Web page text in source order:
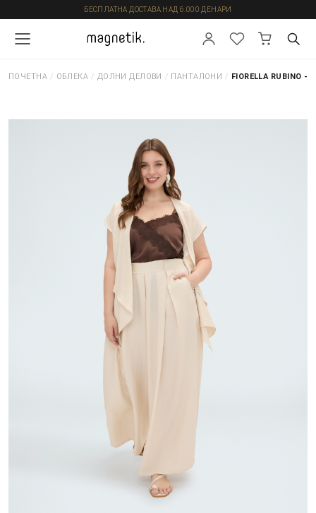
БЕСПЛАТНА ДОСТАВА НАД 6.000 ДЕНАРИ
ПОЧЕТНА / ОБЛЕКА / ДОЛНИ ДЕЛОВИ / ПАНТАЛОНИ / FIORELLA RUBINO